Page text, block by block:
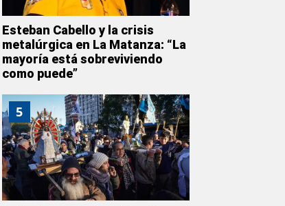
Esteban Cabello y la crisis
metalúrgica en La Matanza: “La
mayoría está sobreviviendo
como puede”
5